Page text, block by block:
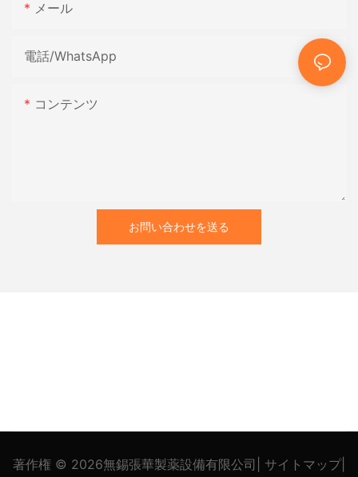
メール
電話/WhatsApp
コンテンツ
お問い合わせを送る
著作権 © 2026無錫張華製薬設備有限公司 サイトマップ|